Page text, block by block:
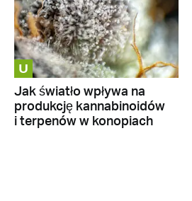
U
Jak światło wpływa na
produkcję kannabinoidów
i terpenów w konopiach